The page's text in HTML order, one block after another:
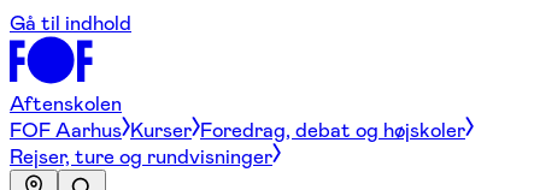
Gå til indhold
Aftenskolen
FOF Aarhus Kurser Foredrag, debat og højskoler
Rejser, ture og rundvisninger